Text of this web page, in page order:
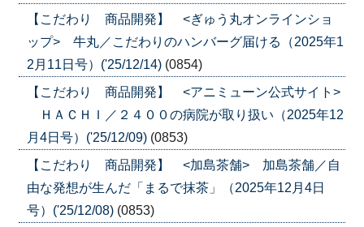
【こだわり 商品開発】 <ぎゅう丸オンラインショ
ップ> 牛丸／こだわりのハンバーグ届ける（2025年1
2月11日号）('25/12/14) (0854)
【こだわり 商品開発】 <アニミューン公式サイト>
ＨＡＣＨＩ／２４００の病院が取り扱い（2025年12
月4日号）('25/12/09) (0853)
【こだわり 商品開発】 <加島茶舗> 加島茶舗／自
由な発想が生んだ「まるで抹茶」（2025年12月4日
号）('25/12/08) (0853)